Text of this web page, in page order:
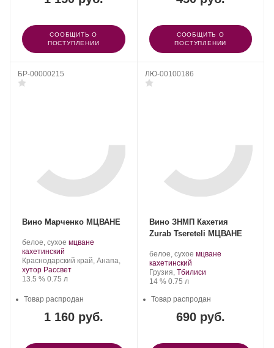
СООБЩИТЬ О
ПОСТУПЛЕНИИ
СООБЩИТЬ О
ПОСТУПЛЕНИИ
БР-00000215
Вино Марченко МЦВАНЕ
Производитель:
Марченко.
белое, сухое .
винограда:
мцване
кахетинский
Регион:
Краснодарский край, Анапа,
хутор Рассвет
Крепость
13.5 %. Объем
0.75 л
1 160 руб.
Товар распродан
ЛЮ-00100186
Вино ЗНМП Кахетия
Zurab Tsereteli МЦВАНЕ
Производитель:
Tsereteli
Wine
&
белое, сухое .
винограда:
мцване
кахетинский.
Регион:
Грузия, Тбилиси
Крепость
14 %. Объем
0.75 л
690 руб.
Товар распродан